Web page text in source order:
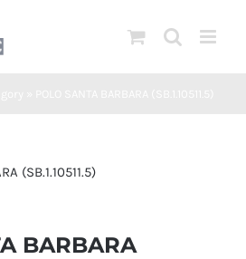
BARBARA